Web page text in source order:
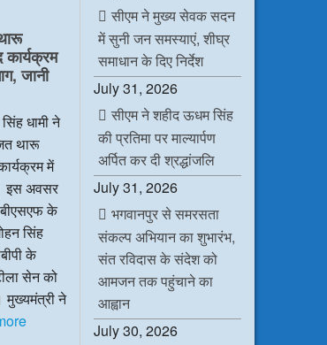
A
p
p जानी
धामी ने
थारू
में
इस अवसर
के
सिंह
के
सेन को
मुख्यमंत्री ने
सीएम ने मुख्य सेवक सदन
में सुनी जन समस्याएं, शीघ्र
समाधान के दिए निर्देश
July 31, 2026
सीएम ने शहीद ऊधम सिंह
की प्रतिमा पर माल्यार्पण
अर्पित कर दी श्रद्धांजलि
July 31, 2026
भगवानपुर से समरसता
संकल्प अभियान का शुभारंभ,
संत रविदास के संदेश को
आमजन तक पहुंचाने का
आह्वान
July 30, 2026